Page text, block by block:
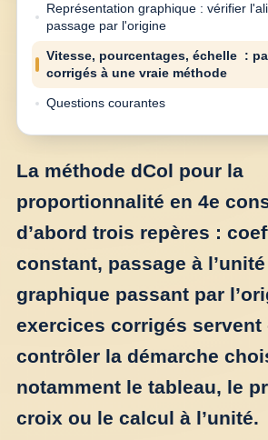
Représentation graphique : vérifier
passage par l'origine
Vitesse, pourcentages, échelle :
corrigés à une vraie méthode
Questions courantes
La méthode dCol pour la
proportionnalité en 4e
d’abord trois repères :
constant, passage à
graphique passant par
exercices corrigés servent
contrôler la démarche
notamment le tableau, le
croix ou le calcul à l’unité.